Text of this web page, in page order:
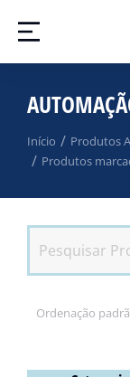
Você está aqui:
Início
Produtos
Produtos